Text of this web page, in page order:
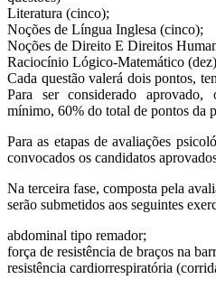
Literatura (cinco);
Noções de Língua Inglesa (cinco);
Noções de Direito E Direitos
Raciocínio Lógico-Matemático
Cada questão valerá dois pontos,
Para ser considerado
mínimo, 60% do total de pontos da
Para as etapas de avaliações
convocados os candidatos
Na terceira fase, composta pela
serão submetidos aos seguintes
abdominal tipo remador;
força de resistência de braços na
resistência cardiorrespiratória